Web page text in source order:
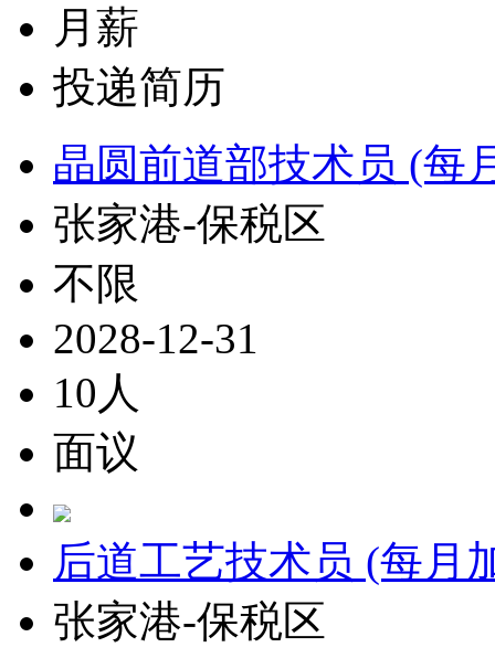
月薪
投递简历
晶圆前道部技术员 (每
张家港-保税区
不限
2028-12-31
10人
面议
后道工艺技术员 (每月
张家港-保税区